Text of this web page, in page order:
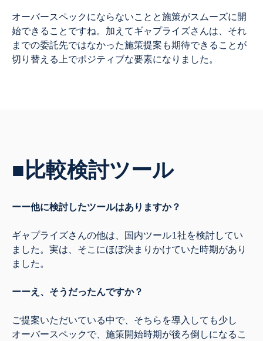
オーバースペックにならないことと施策がスムーズに開
始できることですね。 加えてギャプライズさんは、それ
までの委託先ではなかった施策提案も期待できることが
切り替える上でポジティブな要素になりました。
■比較検討ツール
ーー他に検討したツールはありますか？
ギャプライズさんの他は、国内ツール1社を検討してい
ました。実は、そこにほぼ決まりかけていた時期があり
ました。
ーーえ、そうだったんですか？
ご提案いただいている中で、そちらを導入しても少し
オーバースペックで、施策開始時期が後ろ倒しになるこ